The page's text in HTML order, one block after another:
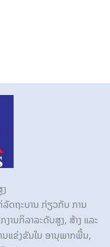
ດຖະບານ ກ່ຽວກັບ ການ
ານກິລາລະດັບສູງ, ສ້າງ ແລະ
ແຂ່ງຂັນໃນ ອານຸພາກພື້ນ,